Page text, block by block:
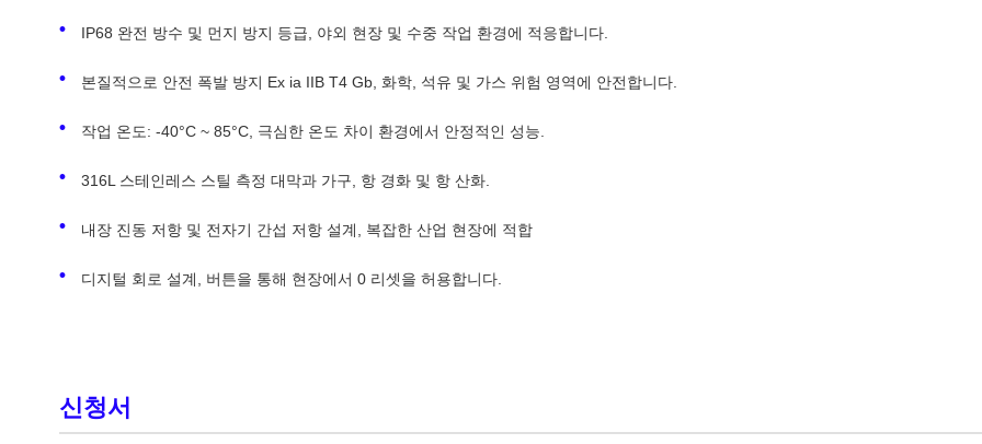
IP68 완전 방수 및 먼지 방지 등급, 야외 현장 및 수중 작업 환경에 적응합니다.
본질적으로 안전 폭발 방지 Ex ia IIB T4 Gb, 화학, 석유 및 가스 위험 영역에 안전합니다.
작업 온도: -40°C ~ 85°C, 극심한 온도 차이 환경에서 안정적인 성능.
316L 스테인레스 스틸 측정 대막과 가구, 항 경화 및 항 산화.
내장 진동 저항 및 전자기 간섭 저항 설계, 복잡한 산업 현장에 적합
디지털 회로 설계, 버튼을 통해 현장에서 0 리셋을 허용합니다.
신청서